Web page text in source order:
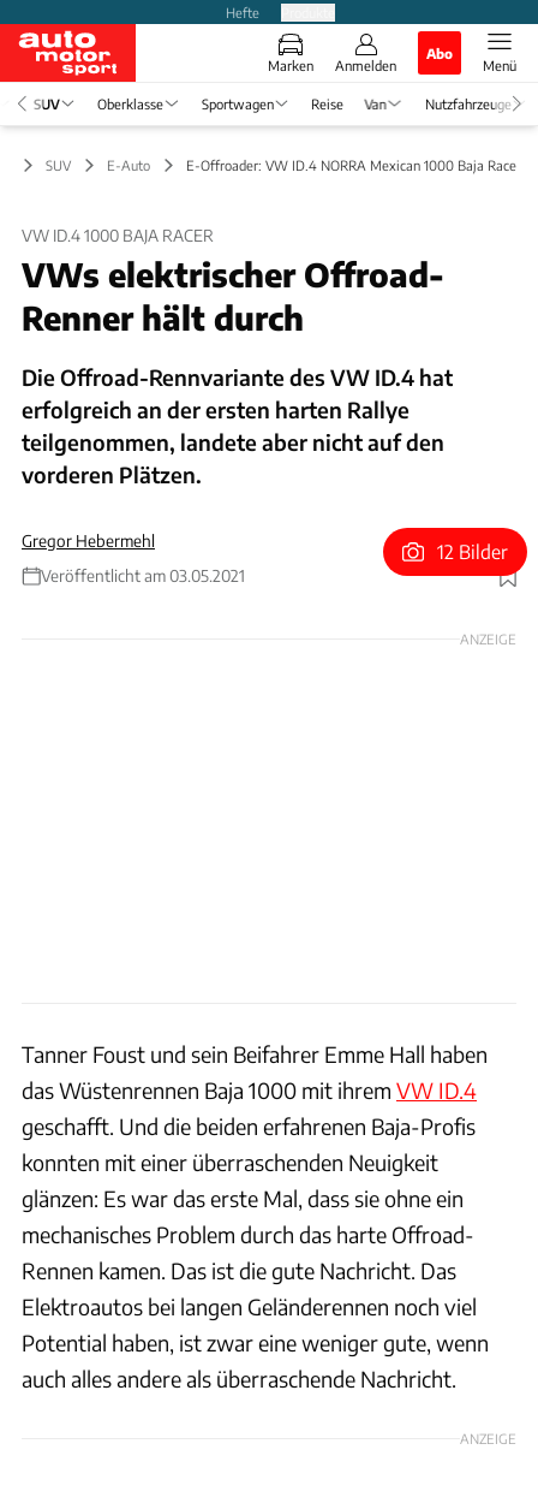
Hefte
Marken Anmelden
Abo
Menü
SUV Oberklasse Sportwagen Reise Van Nutzfahrzeuge
SUV E-Auto E-Offroader: VW ID.4 NORRA Mexican 1000 Baja Racer
VW ID.4 1000 BAJA RACER
VWs elektrischer Offroad-
Renner hält durch
Die Offroad-Rennvariante des VW ID.4 hat
erfolgreich an der ersten harten Rallye
teilgenommen, landete aber nicht auf den
vorderen Plätzen.
Gregor Hebermehl
Veröffentlicht am 03.05.2021
Foto: VW
12 Bilder
ANZEIGE
Tanner Foust und sein Beifahrer Emme Hall haben
das Wüstenrennen Baja 1000 mit ihrem VW ID.4
geschafft. Und die beiden erfahrenen Baja-Profis
konnten mit einer überraschenden Neuigkeit
glänzen: Es war das erste Mal, dass sie ohne ein
mechanisches Problem durch das harte Offroad-
Rennen kamen. Das ist die gute Nachricht. Das
Elektroautos bei langen Geländerennen noch viel
Potential haben, ist zwar eine weniger gute, wenn
auch alles andere als überraschende Nachricht.
ANZEIGE